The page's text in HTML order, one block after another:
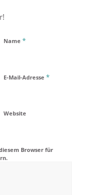
Name *
E-Mail-Adresse *
Website
Browser für